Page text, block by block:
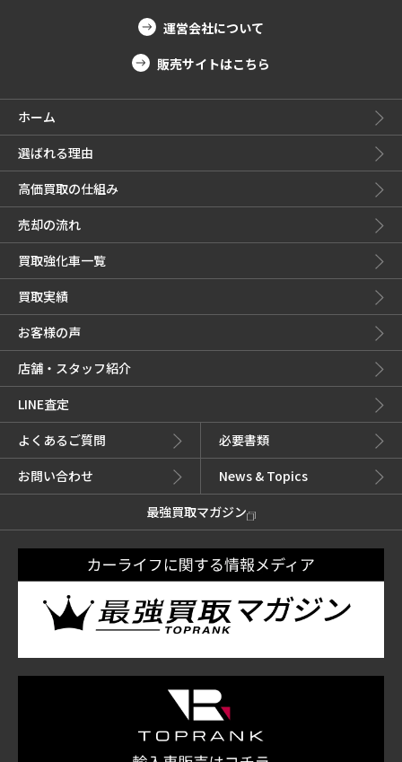
運営会社について
販売サイトはこちら
ホーム
選ばれる理由
高価買取の仕組み
売却の流れ
買取強化車一覧
買取実績
お客様の声
店舗・スタッフ紹介
LINE査定
よくあるご質問
必要書類
お問い合わせ
News & Topics
最強買取マガジン